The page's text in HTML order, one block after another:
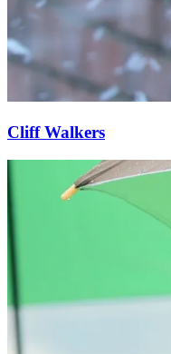
Cliff Walkers